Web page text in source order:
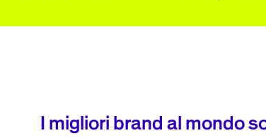
I migliori brand al mondo